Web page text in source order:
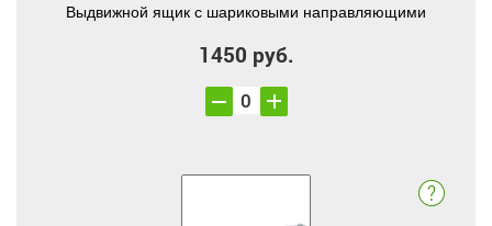
Выдвижной ящик с шариковыми направляющими
1450 руб.